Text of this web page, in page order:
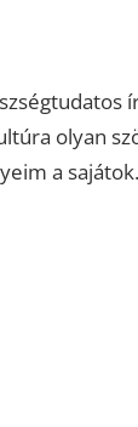
olyan
a